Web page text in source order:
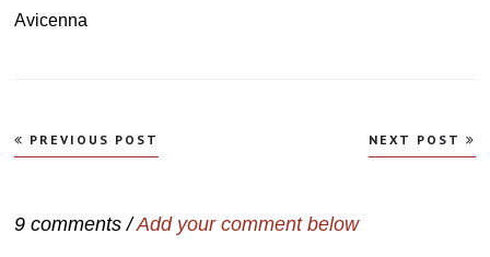
Avicenna
Navegação
de
PREVIOUS POST NEXT POST
9 comments /Add your comment below